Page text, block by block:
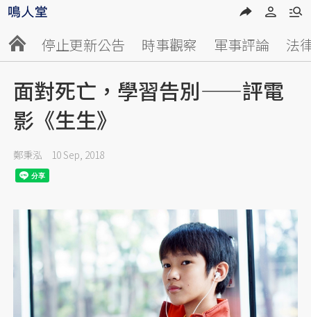
停止更新公告 時事觀察 軍事評論 法
面對死亡，學習告別——評電
影《生生》
鄭秉泓 10 Sep, 2018